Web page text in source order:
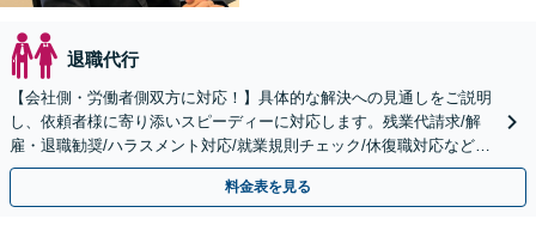
退職代行
【会社側・労働者側双方に対応！】具体的な解決への見通しをご説明
し、依頼者様に寄り添いスピーディーに対応します。残業代請求/解
雇・退職勧奨/ハラスメント対応/就業規則チェック/休復職対応など。
【Web面談可】
料金表を見る